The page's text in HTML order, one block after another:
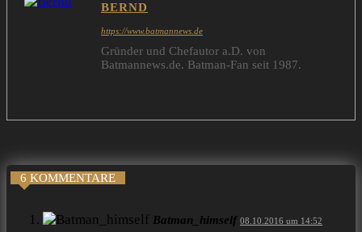
BERND
https://www.batmannews.de
Gründer und Chefautor a.D. von
Batmannews.de. Batman-Fan seit 1987.
6 KOMMENTARE
Batman_himself 08.10.2016 um 14:52